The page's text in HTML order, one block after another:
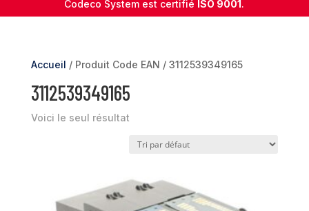
Codeco System est certifié ISO 9001.
Accueil / Produit Code EAN / 3112539349165
3112539349165
Voici le seul résultat